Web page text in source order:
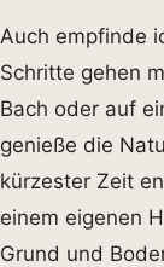
Auch empfinde
Schritte gehen
Bach oder auf
genieße die
kürzester Zeit
einem eigenen
Grund und